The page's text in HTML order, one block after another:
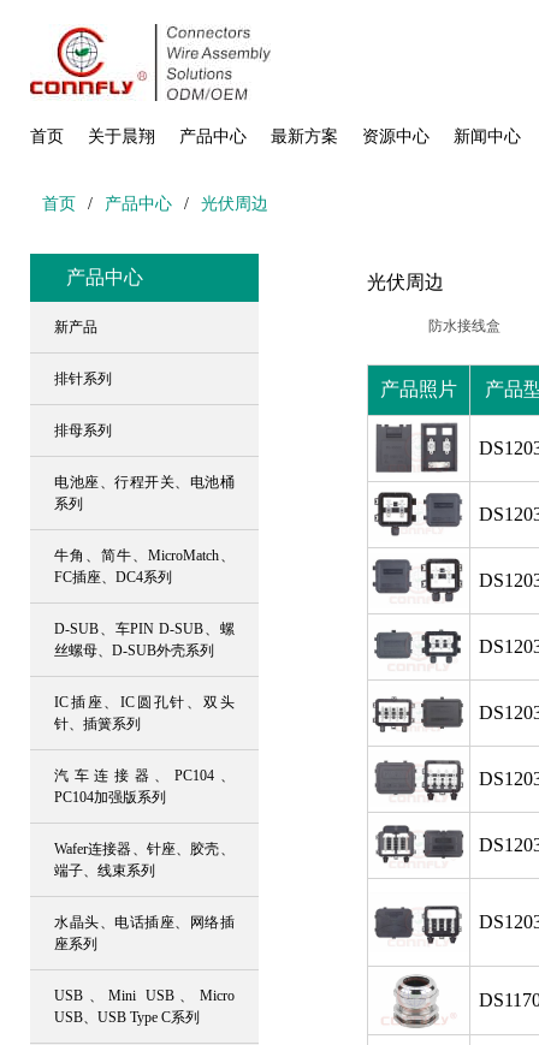
首页 关于晨翔 产品中心 最新方案 资源中心 新闻中心
首页 / 产品中心 / 光伏周边
产品中心
新产品
排针系列
排母系列
电池座、行程开关、电池桶
系列
牛角、简牛、MicroMatch、
FC插座、DC4系列
D-SUB、车PIN D-SUB、螺
丝螺母、D-SUB外壳系列
IC插座、IC圆孔针、双头
针、插簧系列
汽车连接器、PC104、
PC104加强版系列
Wafer连接器、针座、胶壳、
端子、线束系列
水晶头、电话插座、网络插
座系列
USB、Mini USB、Micro
USB、USB Type C系列
光伏周边
防水接线盒
产品照片 产品